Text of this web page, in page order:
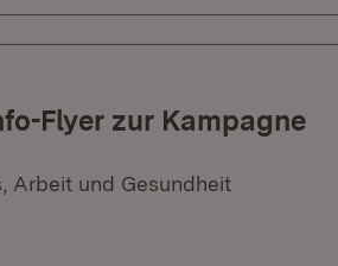
Flyer zur Kampagne
Arbeit und Gesundheit